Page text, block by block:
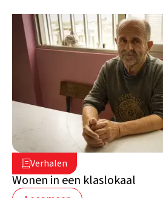
Verhalen
2 juli 2026
Libanon
Wonen in een klaslokaal